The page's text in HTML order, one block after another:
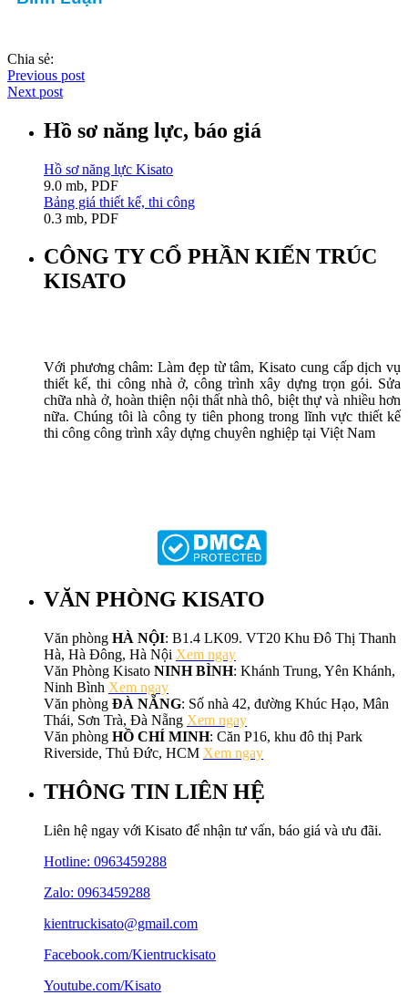
Chia sẻ:
Previous post
Next post
Hồ sơ năng lực, báo giá
Hồ sơ năng lực Kisato
9.0 mb, PDF
Bảng giá thiết kế, thi công
0.3 mb, PDF
CÔNG TY CỔ PHẦN KIẾN TRÚC
KISATO
Với phương châm: Làm đẹp từ tâm, Kisato cung cấp dịch vụ
thiết kế, thi công nhà ở, công trình xây dựng trọn gói. Sửa
chữa nhà ở, hoàn thiện nội thất nhà thô, biệt thự và nhiều hơn
nữa. Chúng tôi là công ty tiên phong trong lĩnh vực thiết kế
thi công công trình xây dựng chuyên nghiệp tại Việt Nam
VĂN PHÒNG KISATO
Văn phòng HÀ NỘI: B1.4 LK09. VT20 Khu Đô Thị Thanh
Hà, Hà Đông, Hà Nội Xem ngay
Văn Phòng Kisato NINH BÌNH: Khánh Trung, Yên Khánh,
Ninh Bình Xem ngay
Văn phòng ĐÀ NẴNG: Số nhà 42, đường Khúc Hạo, Mân
Thái, Sơn Trà, Đà Nẵng Xem ngay
Văn phòng HỒ CHÍ MINH: Căn P16, khu đô thị Park
Riverside, Thủ Đức, HCM Xem ngay
THÔNG TIN LIÊN HỆ
Liên hệ ngay với Kisato để nhận tư vấn, báo giá và ưu đãi.
Hotline: 0963459288
Zalo: 0963459288
kientruckisato@gmail.com
Facebook.com/Kientruckisato
Youtube.com/Kisato